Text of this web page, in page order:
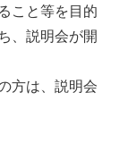
こと等を目的
、説明会が開
方は、説明会